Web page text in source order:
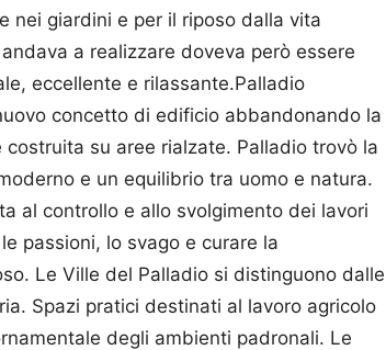
nei giardini e per il riposo dalla vita
a realizzare doveva però essere
eccellente e rilassante.Palladio
concetto di edificio abbandonando la
su aree rialzate. Palladio trovò la
e un equilibrio tra uomo e natura.
al controllo e allo svolgimento dei lavori
passioni, lo svago e curare la
Le Ville del Palladio si distinguono dalle
Spazi pratici destinati al lavoro agricolo
degli ambienti padronali. Le